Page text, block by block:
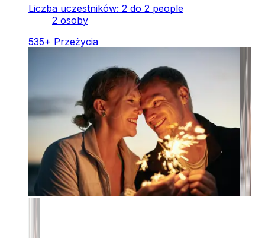
Liczba uczestników: 2 do 2 people
2 osoby
535+ Przeżycia